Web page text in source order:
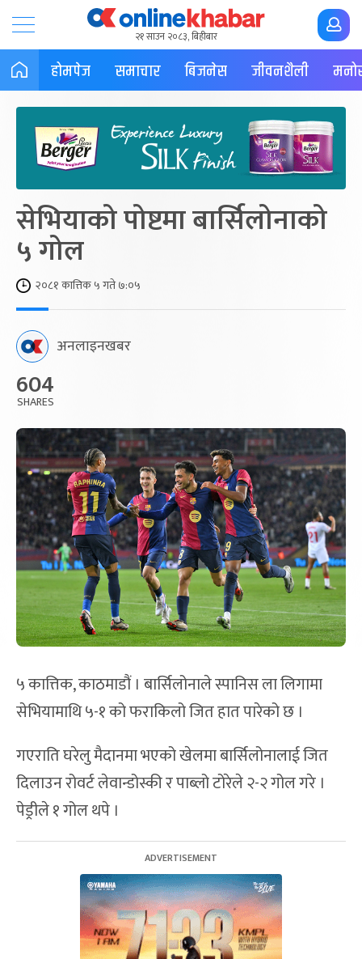
२१ साउन २०८३, बिहीबार
होमपेज समाचार बिजनेस जीवनशैली
सेभियाको पोष्टमा बार्सिलोनाको
५ गोल
२०८१ कात्तिक ५ गते ७:०५
अनलाइनखबर
604
SHARES
५ कात्तिक, काठमाडौं । बार्सिलोनाले स्पानिस ला लिगामा
सेभियामाथि ५-१ को फराकिलो जित हात पारेको छ ।
गएराति घरेलु मैदानमा भएको खेलमा बार्सिलोनालाई जित
दिलाउन रोवर्ट लेवान्डोस्की र पाब्लो टोरेले २-२ गोल गरे ।
पेड्रीले १ गोल थपे ।